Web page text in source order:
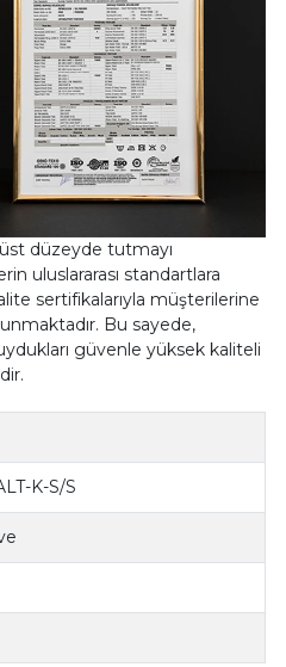
düzeyde tutmayı
uluslararası standartlara
sertifikalarıyla müşterilerine
Bu sayede,
güvenle yüksek kaliteli
K-S/S